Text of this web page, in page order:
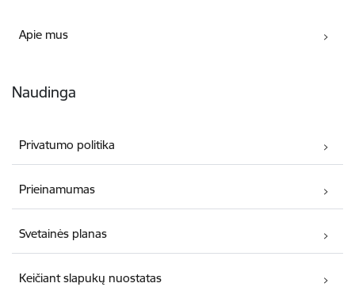
Apie mus
Naudinga
Privatumo politika
Prieinamumas
Svetainės planas
Keičiant slapukų nuostatas